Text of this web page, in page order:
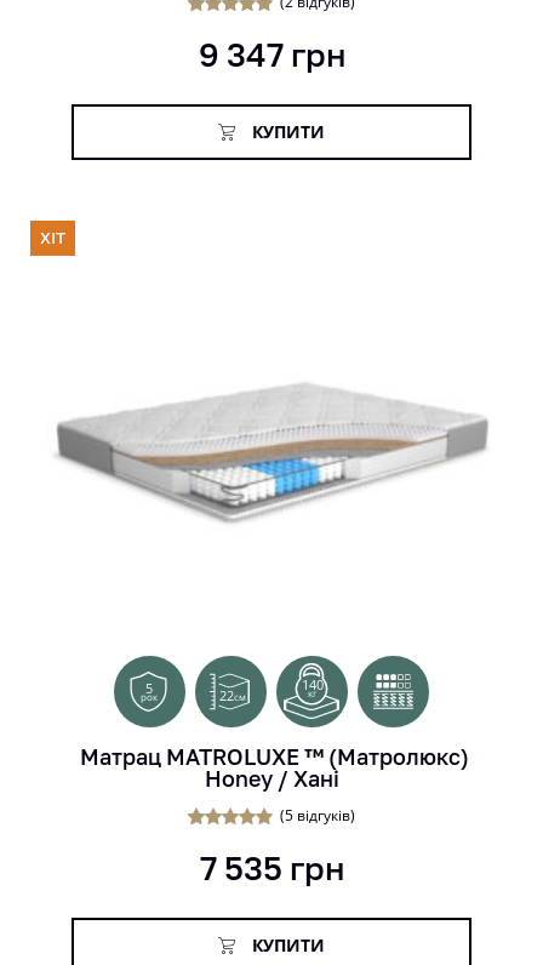
5.00
з 5 на
9 347грн
КУПИТИ
ХІТ
5
рок 22см
140
кг
Матрац MATROLUXE ™ (Матролюкс)
Honey / Хані
5.00
з 5 на
(5відгуків)
7 535 грн
КУПИТИ